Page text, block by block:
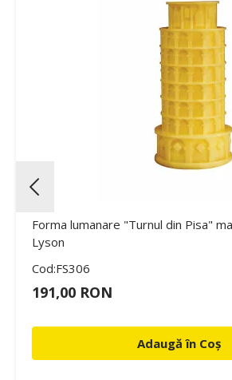
Forma lumanare "Turnul din Pisa"
Lyson
Cod:FS306
191,00 RON
Adaugă în Coș